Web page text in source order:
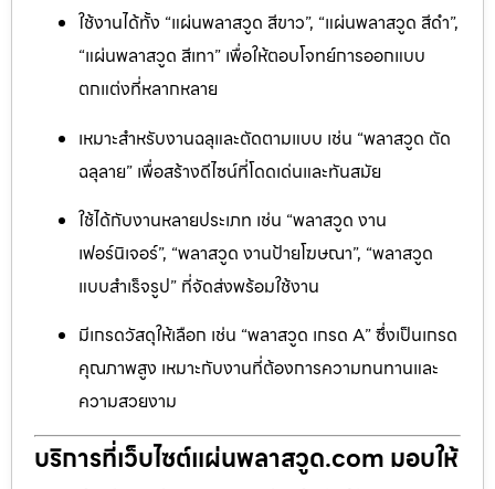
ใช้งานได้ทั้ง “แผ่นพลาสวูด สีขาว”, “แผ่นพลาสวูด สีดำ”,
“แผ่นพลาสวูด สีเทา” เพื่อให้ตอบโจทย์การออกแบบ
ตกแต่งที่หลากหลาย
เหมาะสำหรับงานฉลุและตัดตามแบบ เช่น “พลาสวูด ตัด
ฉลุลาย” เพื่อสร้างดีไซน์ที่โดดเด่นและทันสมัย
ใช้ได้กับงานหลายประเภท เช่น “พลาสวูด งาน
เฟอร์นิเจอร์”, “พลาสวูด งานป้ายโฆษณา”, “พลาสวูด
แบบสำเร็จรูป” ที่จัดส่งพร้อมใช้งาน
มีเกรดวัสดุให้เลือก เช่น “พลาสวูด เกรด A” ซึ่งเป็นเกรด
คุณภาพสูง เหมาะกับงานที่ต้องการความทนทานและ
ความสวยงาม
บริการที่เว็บไซต์แผ่นพลาสวูด.com มอบให้